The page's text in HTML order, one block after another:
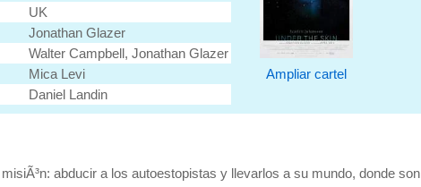
UK
Jonathan Glazer
Walter Campbell, Jonathan Glazer
Mica Levi
Daniel Landin
Ampliar cartel
abducir a los autoestopistas y llevarlos a su mundo, donde son